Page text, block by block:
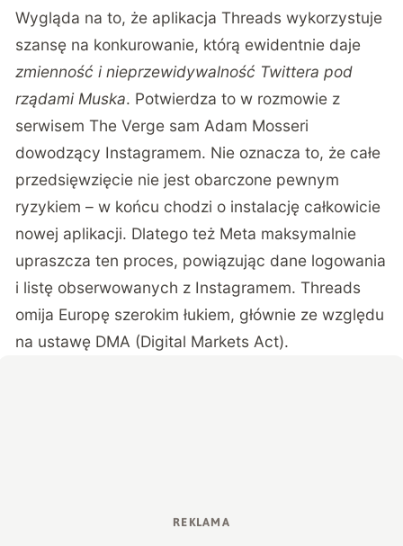
Wygląda na to, że aplikacja Threads wykorzystuje
szansę na konkurowanie, którą ewidentnie daje
zmienność i nieprzewidywalność Twittera pod
rządami Muska. Potwierdza tow rozmowie z
serwisem The Verge sam Adam Mosseri
dowodzący Instagramem. Nie oznacza to, że całe
przedsięwzięcie nie jest obarczone pewnym
ryzykiem – w końcu chodzi o instalację całkowicie
nowej aplikacji. Dlatego też Meta maksymalnie
upraszcza ten proces, powiązując dane logowania
i listę obserwowanych z Instagramem. Threads
omija Europę szerokim łukiem, głównie ze względu
na ustawę DMA (Digital Markets Act).